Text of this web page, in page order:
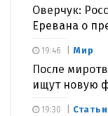
Оверчук:
Еревана о
Мир
После
ищут новую
19:46
Статьи
19:30